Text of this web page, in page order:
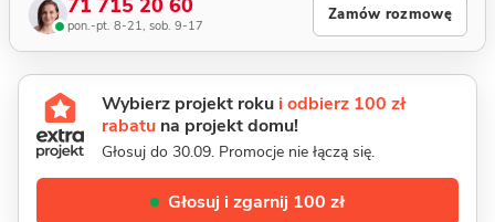
71 715 20 60
pon.-pt. 8-21, sob. 9-17
Zamów rozmowę
Wybierz projekt roku i odbierz 100 zł
rabatu na projekt domu!
Głosuj do 30.09. Promocje nie łączą się.
Głosuj i zgarnij 100 zł